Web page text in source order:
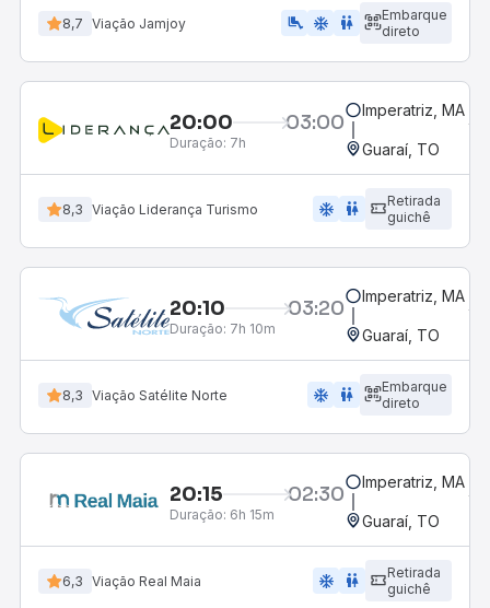
8,7 Viação Jamjoy airline_seat_legroom_extra ac_unit wc
Embarque
direto
20:00 03:00
Duração: 7h
Imperatriz, MA
Guaraí, TO
8,3 Viação Liderança Turismo ac_unit wc
Retirada
guichê
20:10 03:20
Duração: 7h 10m
Imperatriz, MA
Guaraí, TO
8,3 Viação Satélite Norte ac_unit wc
Embarque
direto
20:15 02:30
Duração: 6h 15m
Imperatriz, MA
Guaraí, TO
6,3 Viação Real Maia ac_unit wc
Retirada
guichê